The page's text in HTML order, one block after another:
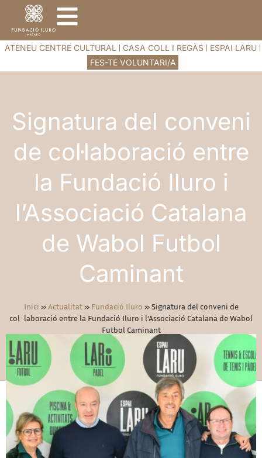
ATENEU CENTRE CULTURAL CASA COLL I REGÀS
ESPAI LARU
FES-TE VOLUNTARI/A
Signatura del conveni
de col·laboració entre
la Fundació Iluro i
l’Associació Catalana
de Wabol Futbol
Caminant
Inici »Actualitat» Fundació Iluro »Signatura del conveni de
col·laboració entre la Fundació Iluro i l’Associació Catalana de Wabol
Futbol Caminant
23/12/2022 Fundació Iluro